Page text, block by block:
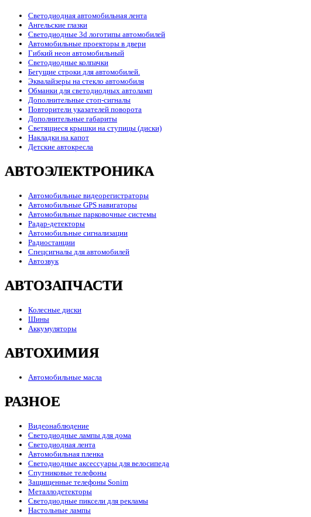
Светодиодная автомобильная лента
Ангельские глазки
Светодиодные 3d логотипы автомобилей
Автомобильные проекторы в двери
Гибкий неон автомобильный
Светодиодные колпачки
Бегущие строки для автомобилей.
Эквалайзеры на стекло автомобиля
Обманки для светодиодных автоламп
Дополнительные стоп-сигналы
Повторители указателей поворота
Дополнительные габариты
Светящиеся крышки на ступицы (диски)
Накладки на капот
Детские автокресла
АВТОЭЛЕКТРОНИКА
Автомобильные видеорегистраторы
Автомобильные GPS навигаторы
Автомобильные парковочные системы
Радар-детекторы
Автомобильные сигнализации
Радиостанции
Спецсигналы для автомобилей
Автозвук
АВТОЗАПЧАСТИ
Колесные диски
Шины
Аккумуляторы
АВТОХИМИЯ
Автомобильные масла
РАЗНОЕ
Видеонаблюдение
Светодиодные лампы для дома
Светодиодная лента
Автомобильная пленка
Светодиодные аксессуары для велосипеда
Спутниковые телефоны
Защищенные телефоны Sonim
Металлодетекторы
Светодиодные пиксели для рекламы
Настольные лампы